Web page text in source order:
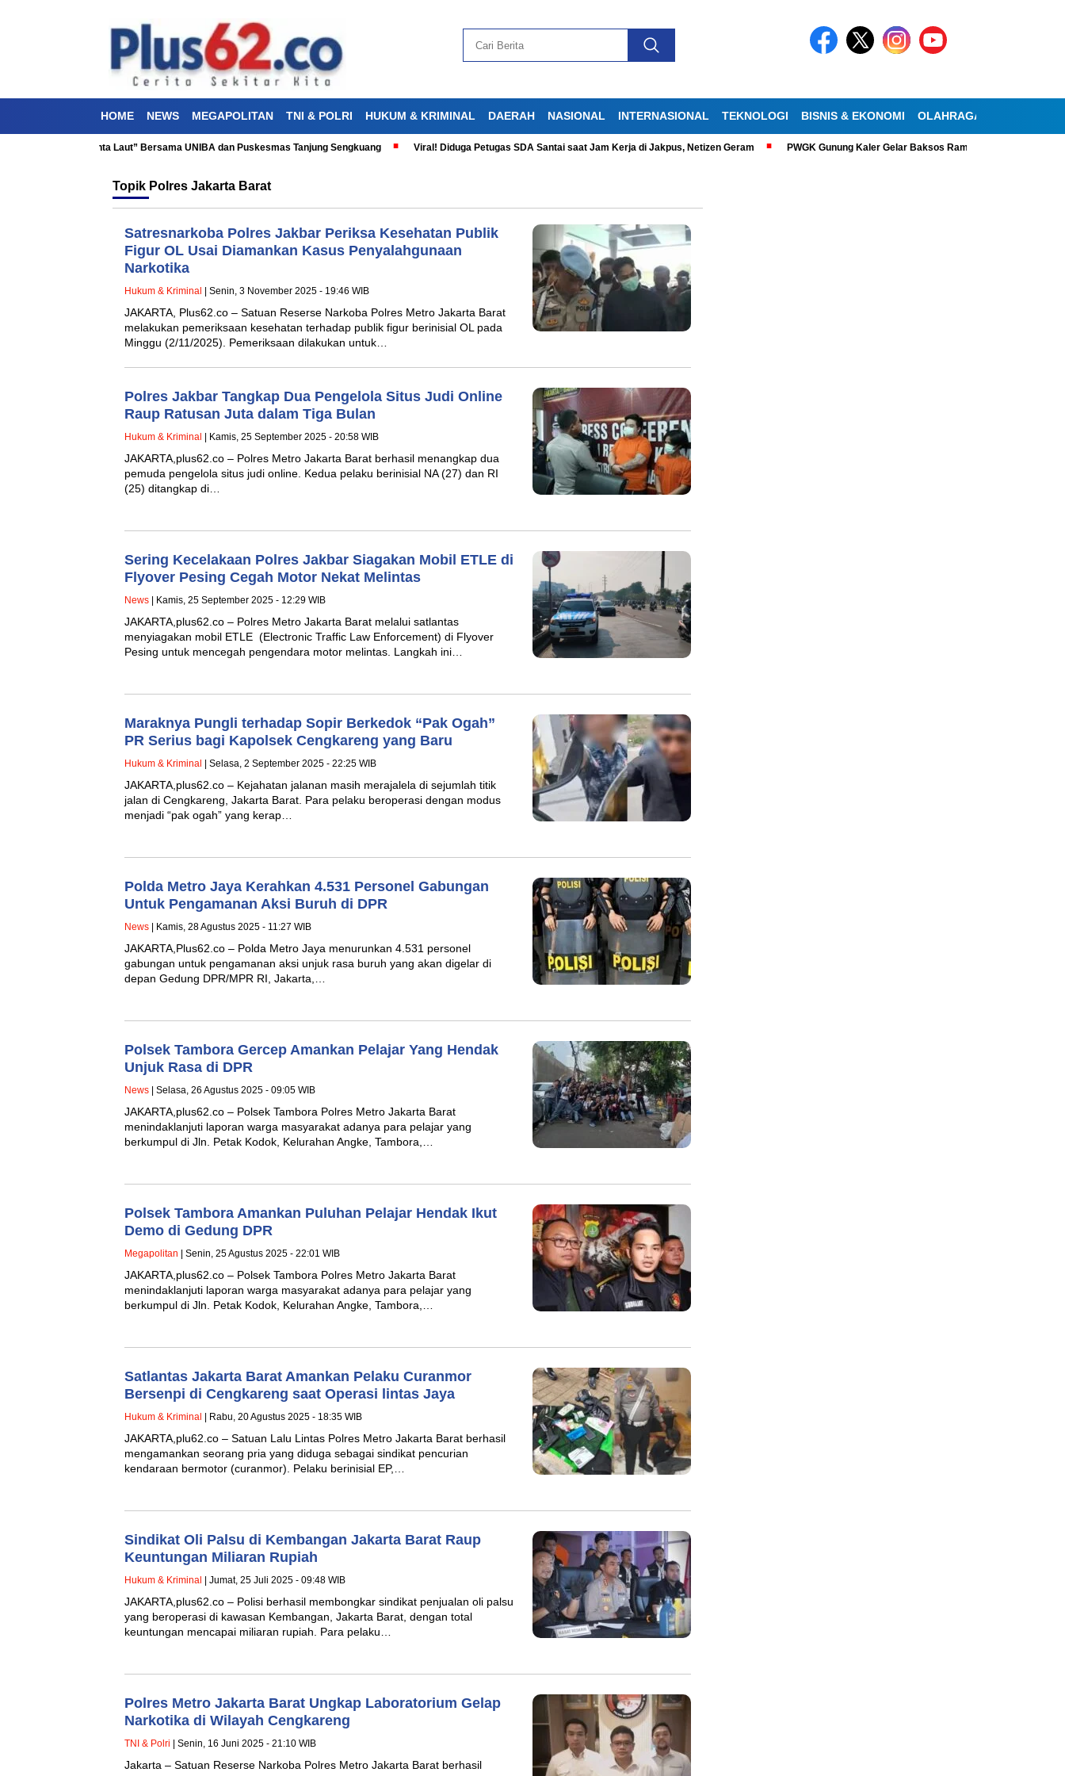
HOME NEWS MEGAPOLITAN TNI & POLRI HUKUM & KRIMINAL DAERAH NASIONAL INTERNASIONAL TEKNOLOGI BISNIS & EKONOMI OLAHRAGA
“Aku Cinta Laut” Bersama UNIBA dan Puskesmas Tanjung Sengkuang Viral! Diduga Petugas SDA Santai saat Jam Kerja di Jakpus, Netizen Geram PWGK Gunung Kaler Gelar Baksos Ramadan, Bantu Lansia
Topik Polres Jakarta Barat
Satresnarkoba Polres Jakbar Periksa Kesehatan Publik
Figur OL Usai Diamankan Kasus Penyalahgunaan
Narkotika
Hukum & Kriminal | Senin, 3 November 2025 - 19:46 WIB
JAKARTA, Plus62.co – Satuan Reserse Narkoba Polres Metro Jakarta Barat
melakukan pemeriksaan kesehatan terhadap publik figur berinisial OL pada
Minggu (2/11/2025). Pemeriksaan dilakukan untuk…
Polres Jakbar Tangkap Dua Pengelola Situs Judi Online
Raup Ratusan Juta dalam Tiga Bulan
Hukum & Kriminal | Kamis, 25 September 2025 - 20:58 WIB
JAKARTA,plus62.co – Polres Metro Jakarta Barat berhasil menangkap dua
pemuda pengelola situs judi online. Kedua pelaku berinisial NA (27) dan RI
(25) ditangkap di…
Sering Kecelakaan Polres Jakbar Siagakan Mobil ETLE di
Flyover Pesing Cegah Motor Nekat Melintas
News | Kamis, 25 September 2025 - 12:29 WIB
JAKARTA,plus62.co – Polres Metro Jakarta Barat melalui satlantas
menyiagakan mobil ETLE (Electronic Traffic Law Enforcement) di Flyover
Pesing untuk mencegah pengendara motor melintas. Langkah ini…
Maraknya Pungli terhadap Sopir Berkedok “Pak Ogah”
PR Serius bagi Kapolsek Cengkareng yang Baru
Hukum & Kriminal | Selasa, 2 September 2025 - 22:25 WIB
JAKARTA,plus62.co – Kejahatan jalanan masih merajalela di sejumlah titik
jalan di Cengkareng, Jakarta Barat. Para pelaku beroperasi dengan modus
menjadi “pak ogah” yang kerap…
Polda Metro Jaya Kerahkan 4.531 Personel Gabungan
Untuk Pengamanan Aksi Buruh di DPR
News | Kamis, 28 Agustus 2025 - 11:27 WIB
JAKARTA,Plus62.co – Polda Metro Jaya menurunkan 4.531 personel
gabungan untuk pengamanan aksi unjuk rasa buruh yang akan digelar di
depan Gedung DPR/MPR RI, Jakarta,…
Polsek Tambora Gercep Amankan Pelajar Yang Hendak
Unjuk Rasa di DPR
News | Selasa, 26 Agustus 2025 - 09:05 WIB
JAKARTA,plus62.co – Polsek Tambora Polres Metro Jakarta Barat
menindaklanjuti laporan warga masyarakat adanya para pelajar yang
berkumpul di Jln. Petak Kodok, Kelurahan Angke, Tambora,…
Polsek Tambora Amankan Puluhan Pelajar Hendak Ikut
Demo di Gedung DPR
Megapolitan | Senin, 25 Agustus 2025 - 22:01 WIB
JAKARTA,plus62.co – Polsek Tambora Polres Metro Jakarta Barat
menindaklanjuti laporan warga masyarakat adanya para pelajar yang
berkumpul di Jln. Petak Kodok, Kelurahan Angke, Tambora,…
Satlantas Jakarta Barat Amankan Pelaku Curanmor
Bersenpi di Cengkareng saat Operasi lintas Jaya
Hukum & Kriminal | Rabu, 20 Agustus 2025 - 18:35 WIB
JAKARTA,plu62.co – Satuan Lalu Lintas Polres Metro Jakarta Barat berhasil
mengamankan seorang pria yang diduga sebagai sindikat pencurian
kendaraan bermotor (curanmor). Pelaku berinisial EP,…
Sindikat Oli Palsu di Kembangan Jakarta Barat Raup
Keuntungan Miliaran Rupiah
Hukum & Kriminal | Jumat, 25 Juli 2025 - 09:48 WIB
JAKARTA,plus62.co – Polisi berhasil membongkar sindikat penjualan oli palsu
yang beroperasi di kawasan Kembangan, Jakarta Barat, dengan total
keuntungan mencapai miliaran rupiah. Para pelaku…
Polres Metro Jakarta Barat Ungkap Laboratorium Gelap
Narkotika di Wilayah Cengkareng
TNI & Polri | Senin, 16 Juni 2025 - 21:10 WIB
Jakarta – Satuan Reserse Narkoba Polres Metro Jakarta Barat berhasil